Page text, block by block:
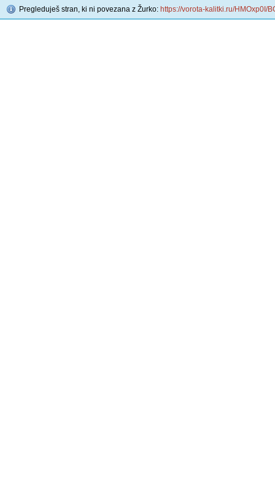
Pregleduješ stran, ki ni povezana z Žurko: https://vorota-kalitki.ru/HMOxp0I/